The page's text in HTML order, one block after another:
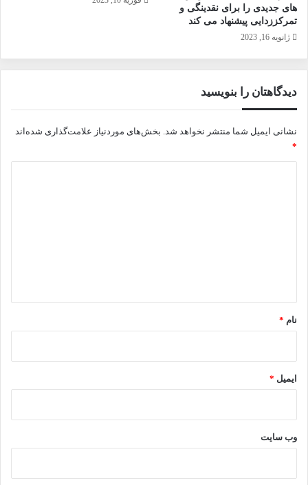
های جدیدی را برای نقدینگی و
تمرکززدایی پیشنهاد می کند
ژانویه 16, 2023
دیدگاهتان را بنویسید
نشانی ایمیل شما منتشر نخواهد شد. بخش‌های موردنیاز علامت‌گذاری شده‌اند
*
نام *
ایمیل *
وب‌ سایت